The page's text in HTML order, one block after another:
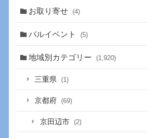
お取り寄せ (4)
バルイベント (5)
地域別カテゴリー (1,920)
三重県 (1)
京都府 (69)
京田辺市 (2)